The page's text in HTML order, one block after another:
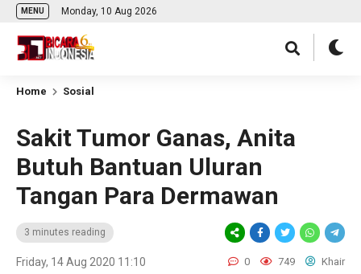
MENU Monday, 10 Aug 2026
Home Sosial
Sakit Tumor Ganas, Anita
Butuh Bantuan Uluran
Tangan Para Dermawan
3 minutes reading
Friday, 14 Aug 2020 11:10 0 749 Khair